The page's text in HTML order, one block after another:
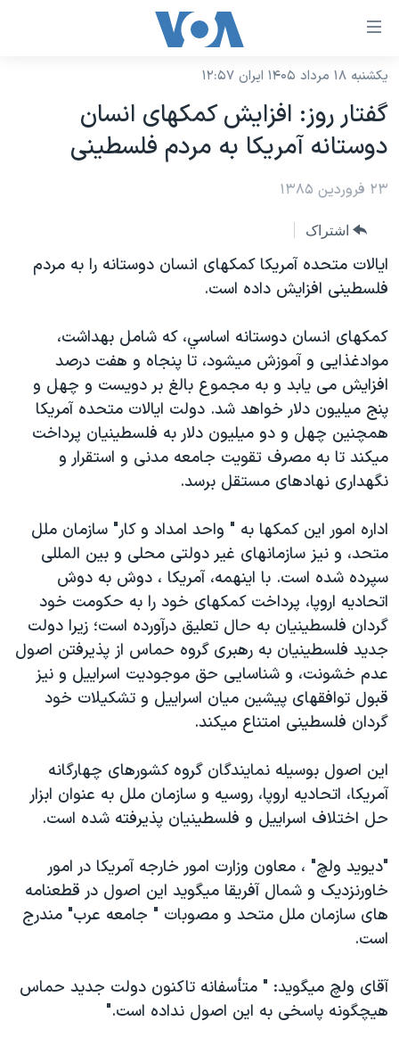
لینکهای
دسترسی
جهش
محتوای
اصلی
صفحه
اصلی
جهش
به
جستجو
نسخه سبک وب‌سایت
موضوع ها
ایران
آمریکا
ورزشی
ویژه برنامه‌ها
ویدیوها
فرهنگ و زندگی
حقوق شهروندی
اقتصادی
اسرائیل در جنگ
گالری عکس
آرشیو پخش زنده
برنامه های تلویزیونی
جدول برنامه ها
صفحه‌های ویژه
جام جهانی ۲۰۲۶
۲۵۰سالگی آمریکا
بایگانی برنامه‌های تلویزیونی
مستندها
انتخابات ریاست جمهوری آمریکا ۲۰۲۴
حمله جمهوری اسلامی به اسرائیل
ورزش زنان در ایران
اعتراضات زن، زندگی، آزادی
مجموعه مستندهای دادخواهی
تریبونال مردمی آبان ۹۸
دادگاه حمید نوری
چهل سال گروگان‌گیری
قانون شفافیت دارائی کادر رهبری ایران
اعتراضات مردمی آبان ۹۸
اسرائیل در جنگ
همایش محافظه‌کاران آمریکا «سی‌پک»
صفحه‌های ویژه
فرکانس‌های صدای آمریکا
یادگیری زبان انگلیسی
دنبال کنید
زبانهای مختلف
یکشنبه ۱۸ مرداد ۱۴۰۵ ایران ۱۲:۵۷
گفتار روز: افزايش کمکهای انسان
دوستانه آمريکا به مردم فلسطينی
۲۳ فروردین ۱۳۸۵
اشتراک
ايالات متحده آمريکا کمکهای انسان دوستانه را به مردم
فلسطينی افزايش داده است.
کمکهای انسان دوستانه اساسي، که شامل بهداشت،
موادغذايی و آموزش ميشود، تا پنجاه و هفت درصد
افزايش می يابد و به مجموع بالغ بر دويست و چهل و
پنج ميليون دلار خواهد شد. دولت ايالات متحده آمريکا
همچنين چهل و دو ميليون دلار به فلسطينيان پرداخت
ميکند تا به مصرف تقويت جامعه مدنی و استقرار و
نگهداری نهادهای مستقل برسد.
اداره امور اين کمکها به " واحد امداد و کار" سازمان ملل
متحد، و نيز سازمانهای غير دولتی محلی و بين المللی
سپرده شده است. با اينهمه، آمريکا ، دوش به دوش
اتحاديه اروپا، پرداخت کمکهای خود را به حکومت خود
گردان فلسطينيان به حال تعليق درآورده است؛ زيرا دولت
جديد فلسطينيان به رهبری گروه حماس از پذيرفتن اصول
عدم خشونت، و شناسايی حق موجوديت اسراييل و نيز
قبول توافقهای پيشين ميان اسراييل و تشکيلات خود
گردان فلسطينی امتناع ميکند.
اين اصول بوسيله نمايندگان گروه کشورهای چهارگانه
آمريکا، اتحاديه اروپا، روسيه و سازمان ملل به عنوان ابزار
حل اختلاف اسراييل و فلسطينيان پذيرفته شده است.
"ديويد ولچ" ، معاون وزارت امور خارجه آمريکا در امور
خاورنزديک و شمال آفريقا ميگويد اين اصول در قطعنامه
های سازمان ملل متحد و مصوبات " جامعه عرب" مندرج
است.
آقای ولچ ميگويد: " متأسفانه تاکنون دولت جديد حماس
هيچگونه پاسخی به اين اصول نداده است."